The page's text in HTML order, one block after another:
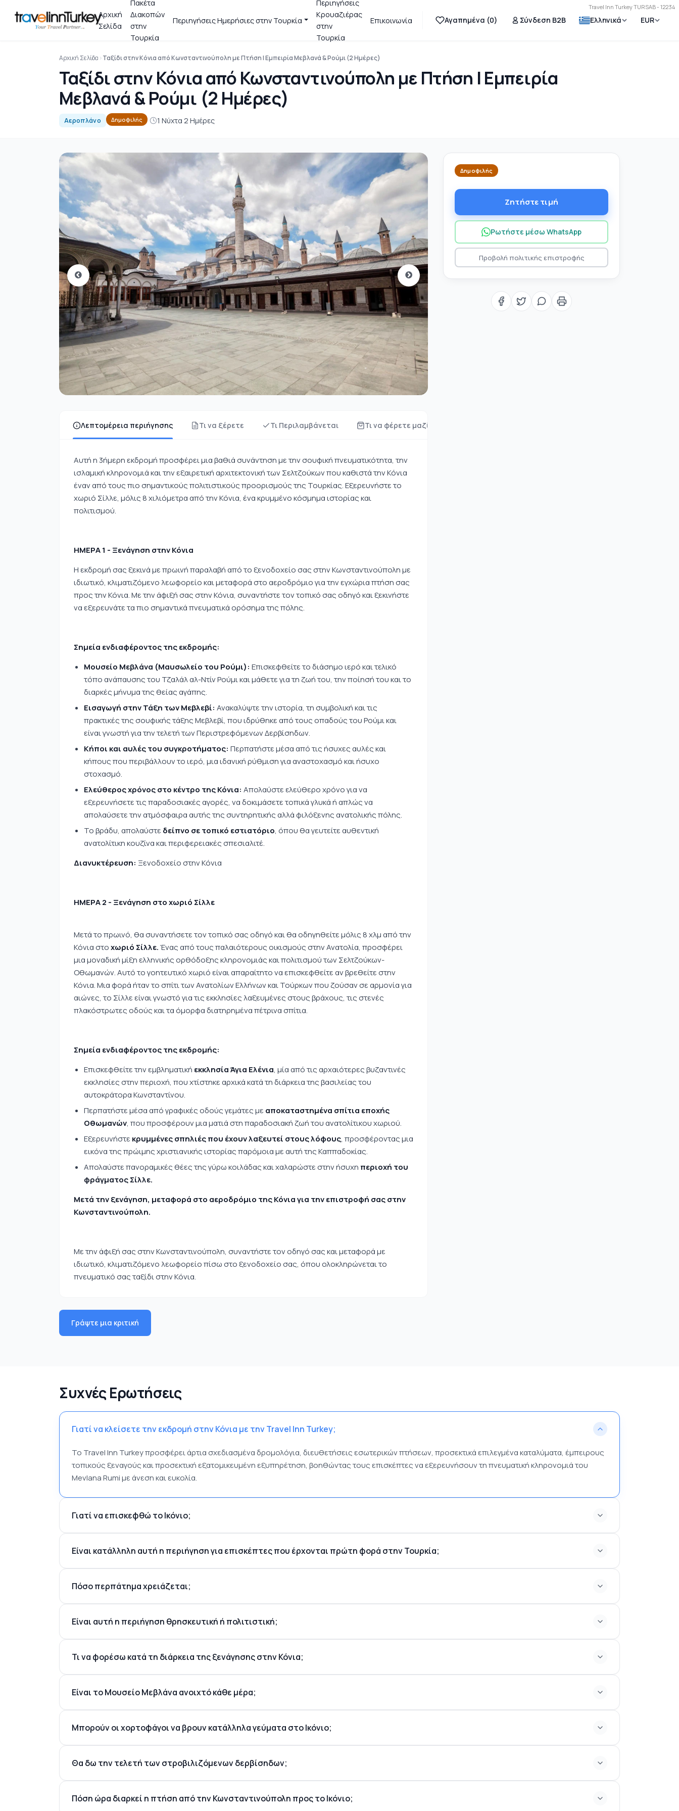
Travel Inn Turkey TURSAB - 12234
Αρχική
Σελίδα
Πακέτα
Διακοπών
στην
Τουρκία
Περιηγήσεις Ημερήσιες στην Τουρκία
Περιηγήσεις
Κρουαζιέρας
στην
Τουρκία
Επικοινωνία Αγαπημένα (0) Σύνδεση B2B Ελληνικά EUR
Αρχική Σελίδα Ταξίδι στην Κόνια από Κωνσταντινούπολη με Πτήση | Εμπειρία Μεβλανά & Ρούμι (2 Ημέρες)
Ταξίδι στην Κόνια από Κωνσταντινούπολη με Πτήση | Εμπειρία
Μεβλανά & Ρούμι (2 Ημέρες)
Αεροπλάνο Δημοφιλής 1 Νύχτα 2 Ημέρες
Λεπτομέρεια περιήγησης Τι να ξέρετε Τι Περιλαμβάνεται Τι να φέρετε μαζί σας;
Αυτή η 3ήμερη εκδρομή προσφέρει μια βαθιά συνάντηση με την σουφική πνευματικότητα, την
ισλαμική κληρονομιά και την εξαιρετική αρχιτεκτονική των Σελτζούκων που καθιστά την Κόνια
έναν από τους πιο σημαντικούς πολιτιστικούς προορισμούς της Τουρκίας. Εξερευνήστε το
χωριό Σίλλε, μόλις 8 χιλιόμετρα από την Κόνια, ένα κρυμμένο κόσμημα ιστορίας και
πολιτισμού.
ΗΜΕΡΑ 1 - Ξενάγηση στην Κόνια
Η εκδρομή σας ξεκινά με πρωινή παραλαβή από το ξενοδοχείο σας στην Κωνσταντινούπολη με
ιδιωτικό, κλιματιζόμενο λεωφορείο και μεταφορά στο αεροδρόμιο για την εγχώρια πτήση σας
προς την Κόνια. Με την άφιξή σας στην Κόνια, συναντήστε τον τοπικό σας οδηγό και ξεκινήστε
να εξερευνάτε τα πιο σημαντικά πνευματικά ορόσημα της πόλης.
Σημεία ενδιαφέροντος της εκδρομής:
Μουσείο Μεβλάνα (Μαυσωλείο του Ρούμι): Επισκεφθείτε το διάσημο ιερό και τελικό
τόπο ανάπαυσης του Τζαλάλ αλ-Ντίν Ρούμι και μάθετε για τη ζωή του, την ποίησή του και το
διαρκές μήνυμα της θείας αγάπης.
Εισαγωγή στην Τάξη των Μεβλεβί: Ανακαλύψτε την ιστορία, τη συμβολική και τις
πρακτικές της σουφικής τάξης Μεβλεβί, που ιδρύθηκε από τους οπαδούς του Ρούμι και
είναι γνωστή για την τελετή των Περιστρεφόμενων Δερβίσηδων.
Κήποι και αυλές του συγκροτήματος: Περπατήστε μέσα από τις ήσυχες αυλές και
κήπους που περιβάλλουν το ιερό, μια ιδανική ρύθμιση για αναστοχασμό και ήσυχο
στοχασμό.
Ελεύθερος χρόνος στο κέντρο της Κόνια: Απολαύστε ελεύθερο χρόνο για να
εξερευνήσετε τις παραδοσιακές αγορές, να δοκιμάσετε τοπικά γλυκά ή απλώς να
απολαύσετε την ατμόσφαιρα αυτής της συντηρητικής αλλά φιλόξενης ανατολικής πόλης.
Το βράδυ, απολαύστε δείπνο σε τοπικό εστιατόριο, όπου θα γευτείτε αυθεντική
ανατολίτικη κουζίνα και περιφερειακές σπεσιαλιτέ.
Διανυκτέρευση: Ξενοδοχείο στην Κόνια
ΗΜΕΡΑ 2 - Ξενάγηση στο χωριό Σίλλε
Μετά το πρωινό, θα συναντήσετε τον τοπικό σας οδηγό και θα οδηγηθείτε μόλις 8 χλμ από την
Κόνια στοχωριό Σίλλε.Ένας από τους παλαιότερους οικισμούς στην Ανατολία, προσφέρει
μια μοναδική μίξη ελληνικής ορθόδοξης κληρονομιάς και πολιτισμού των Σελτζούκων-
Οθωμανών. Αυτό το γοητευτικό χωριό είναι απαραίτητο να επισκεφθείτε αν βρεθείτε στην
Κόνια. Μια φορά ήταν το σπίτι των Ανατολίων Ελλήνων και Τούρκων που ζούσαν σε αρμονία για
αιώνες, το Σίλλε είναι γνωστό για τις εκκλησίες λαξευμένες στους βράχους, τις στενές
πλακόστρωτες οδούς και τα όμορφα διατηρημένα πέτρινα σπίτια.
Σημεία ενδιαφέροντος της εκδρομής:
Επισκεφθείτε την εμβληματική εκκλησία Άγια Ελένια, μία από τις αρχαιότερες βυζαντινές
εκκλησίες στην περιοχή, που χτίστηκε αρχικά κατά τη διάρκεια της βασιλείας του
αυτοκράτορα Κωνσταντίνου.
Περπατήστε μέσα από γραφικές οδούς γεμάτες με αποκαταστημένα σπίτια εποχής
Οθωμανών, που προσφέρουν μια ματιά στη παραδοσιακή ζωή του ανατολίτικου χωριού.
Εξερευνήστε κρυμμένες σπηλιές που έχουν λαξευτεί στους λόφους, προσφέροντας μια
εικόνα της πρώιμης χριστιανικής ιστορίας παρόμοια με αυτή της Καππαδοκίας.
Απολαύστε πανοραμικές θέες της γύρω κοιλάδας και χαλαρώστε στην ήσυχη περιοχή του
φράγματος Σίλλε.
Μετά την ξενάγηση, μεταφορά στο αεροδρόμιο της Κόνια για την επιστροφή σας στην
Κωνσταντινούπολη.
Με την άφιξή σας στην Κωνσταντινούπολη, συναντήστε τον οδηγό σας και μεταφορά με
ιδιωτικό, κλιματιζόμενο λεωφορείο πίσω στο ξενοδοχείο σας, όπου ολοκληρώνεται το
πνευματικό σας ταξίδι στην Κόνια.
Γράψτε μια κριτική
Δημοφιλής
Ζητήστε τιμή
Ρωτήστε μέσω WhatsApp
Προβολή πολιτικής επιστροφής
Συχνές Ερωτήσεις
Γιατί να κλείσετε την εκδρομή στην Κόνια με την Travel Inn Turkey;
Το Travel Inn Turkey προσφέρει άρτια σχεδιασμένα δρομολόγια, διευθετήσεις εσωτερικών πτήσεων, προσεκτικά επιλεγμένα καταλύματα, έμπειρους
τοπικούς ξεναγούς και προσεκτική εξατομικευμένη εξυπηρέτηση, βοηθώντας τους επισκέπτες να εξερευνήσουν τη πνευματική κληρονομιά του
Mevlana Rumi με άνεση και ευκολία.
Γιατί να επισκεφθώ το Ικόνιο;
Είναι κατάλληλη αυτή η περιήγηση για επισκέπτες που έρχονται πρώτη φορά στην Τουρκία;
Πόσο περπάτημα χρειάζεται;
Είναι αυτή η περιήγηση θρησκευτική ή πολιτιστική;
Τι να φορέσω κατά τη διάρκεια της ξενάγησης στην Κόνια;
Είναι το Μουσείο Μεβλάνα ανοιχτό κάθε μέρα;
Μπορούν οι χορτοφάγοι να βρουν κατάλληλα γεύματα στο Ικόνιο;
Θα δω την τελετή των στροβιλιζόμενων δερβίσηδων;
Πόση ώρα διαρκεί η πτήση από την Κωνσταντινούπολη προς το Ικόνιο;